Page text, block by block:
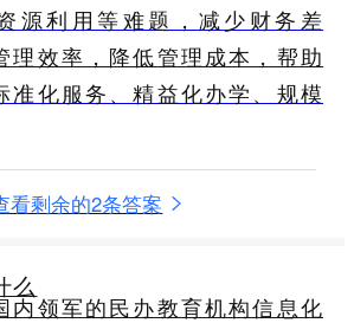
源利用等难题，减少财务差
理效率，降低管理成本，帮助
准化服务、精益化办学、规模
看剩余的2条答案
么
内领军的民办教育机构信息化